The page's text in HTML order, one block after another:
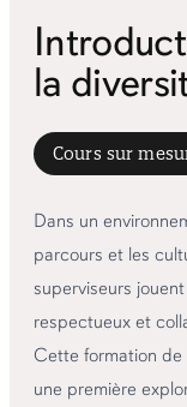
la
Cours sur
Dans un
parcours et les
superviseurs
respectueux et
Cette formation de
une première